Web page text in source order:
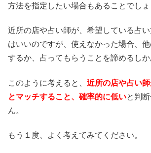
方法を指定したい場合もあることでしょ
近所の店や占い師が、希望している占
はいいのですが、使えなかった場合、
するか、占ってもらうことを諦めるしか
このように考えると、 近所の店や占い
とマッチすること、確率的に低いと判
ん。
もう１度、よく考えてみてください。